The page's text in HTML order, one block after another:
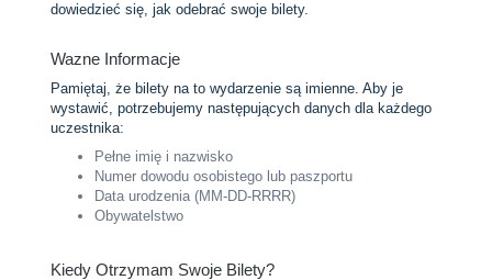
dowiedzieć się, jak odebrać swoje bilety.
Wazne Informacje
Pamiętaj, że bilety na to wydarzenie są imienne. Aby je
wystawić, potrzebujemy następujących danych dla każdego
uczestnika:
Pełne imię i nazwisko
Numer dowodu osobistego lub paszportu
Data urodzenia (MM-DD-RRRR)
Obywatelstwo
Kiedy Otrzymam Swoje Bilety?